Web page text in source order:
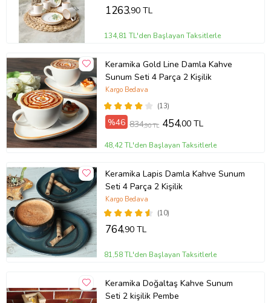
1263,90 TL
134,81 TL'den Başlayan Taksitlerle
Keramika Gold Line Damla Kahve
Sunum Seti 4 Parça 2 Kişilik
(13)
Kargo Bedava
%46 834,90 TL 454,00 TL
48,42 TL'den Başlayan Taksitlerle
Keramika Lapis Damla Kahve Sunum
Seti 4 Parça 2 Kişilik
(10)
Kargo Bedava
764,90 TL
81,58 TL'den Başlayan Taksitlerle
Keramika Doğaltaş Kahve Sunum
Seti 2 kişilik Pembe